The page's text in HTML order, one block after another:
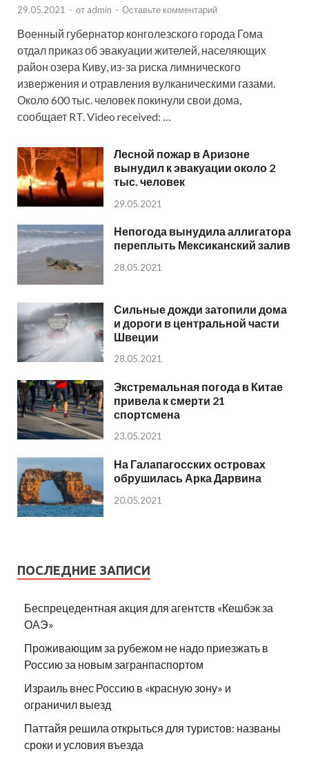
29.05.2021 - от admin - Оставьте комментарий
Военный губернатор конголезского города Гома
отдал приказ об эвакуации жителей, населяющих
район озера Киву, из-за риска лимнического
извержения и отравления вулканическими газами.
Около 600 тыс. человек покинули свои дома,
сообщает RT. Video received: …
Лесной пожар в Аризоне
вынудил к эвакуации около 2
тыс. человек
29.05.2021
Непогода вынудила аллигатора
переплыть Мексиканский залив
28.05.2021
Сильные дожди затопили дома
и дороги в центральной части
Швеции
28.05.2021
Экстремальная погода в Китае
привела к смерти 21
спортсмена
23.05.2021
На Галапагосских островах
обрушилась Арка Дарвина
20.05.2021
ПОСЛЕДНИЕ ЗАПИСИ
Беспрецедентная акция для агентств «Кешбэк за
ОАЭ»
Проживающим за рубежом не надо приезжать в
Россию за новым загранпаспортом
Израиль внес Россию в «красную зону» и
ограничил выезд
Паттайя решила открыться для туристов: названы
сроки и условия въезда